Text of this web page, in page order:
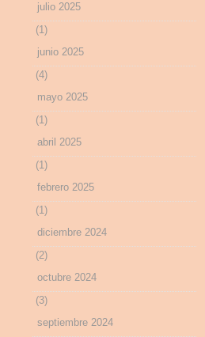
julio 2025
(1)
junio 2025
(4)
mayo 2025
(1)
abril 2025
(1)
febrero 2025
(1)
diciembre 2024
(2)
octubre 2024
(3)
septiembre 2024